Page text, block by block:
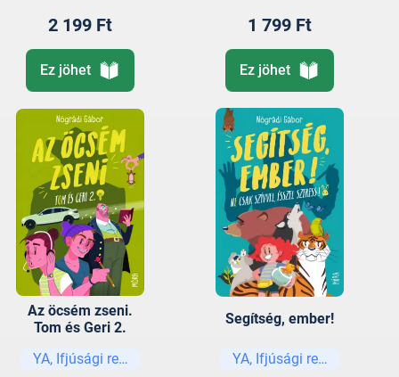
2 199 Ft
Ez jöhet
1 799 Ft
Ez jöhet
Az öcsém zseni.
Tom és Geri 2.
YA, Ifjúsági regények és elbeszélések
Segítség, ember!
YA, Ifjúsági regények és